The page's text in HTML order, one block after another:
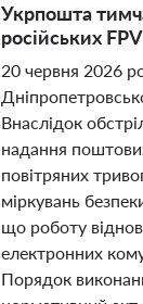
Укрпошта
російських
20 червня 2026
Внаслідок
надання
повітряних
міркувань
що роботу
електронних
Порядок